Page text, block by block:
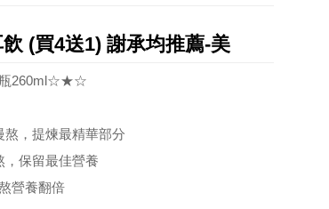
(買4送1) 謝承均推薦-美
瓶260ml☆★☆
，提煉最精華部分
保留最佳營養
營養翻倍